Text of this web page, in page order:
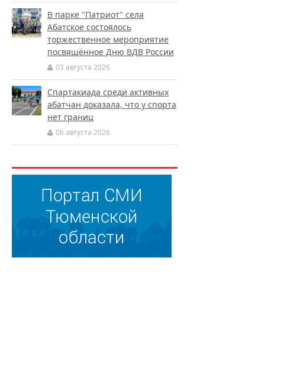
В парке "Патриот" села
Абатское состоялось
торжественное мероприятие
посвящённое Дню ВДВ России
03 августа 2026
Спартакиада среди активных
абатчан доказала, что у спорта
нет границ
06 августа 2026